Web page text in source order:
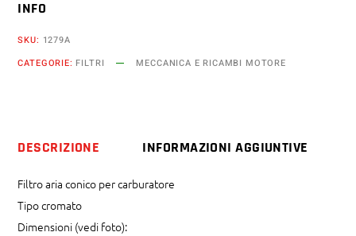
carburatore
INFO
SKU: 1279A
CATEGORIE: FILTRI MECCANICA E RICAMBI MOTORE
DESCRIZIONE INFORMAZIONI AGGIUNTIVE
Filtro aria conico per carburatore
Tipo cromato
Dimensioni (vedi foto):